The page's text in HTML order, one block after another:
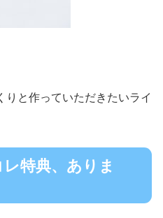
と作っていただきたいライ
特典、ありま